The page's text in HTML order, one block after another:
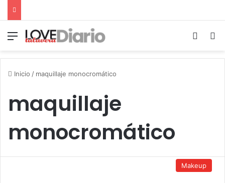
Menú
Inicio / maquillaje monocromático
maquillaje
monocromático
Makeup